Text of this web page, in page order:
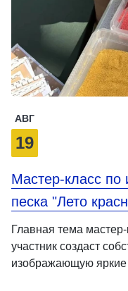
АВГ
19
Мастер-класс по
песка "Лето
Главная тема
участник создаст
изображающую